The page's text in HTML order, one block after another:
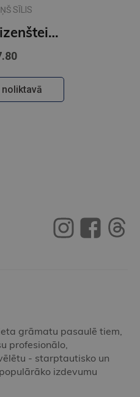
SĪLIS
Mihails Eizenšteins. Rīgas Jūg
noliktavā
grāmatu pasaulē tiem,
profesionālo,
- starptautisko un
izdevumu